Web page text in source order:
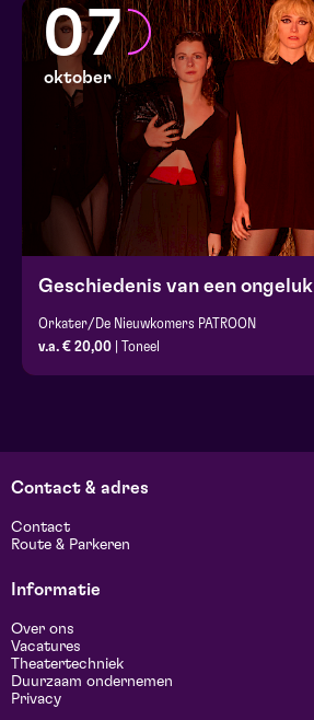
07
oktober
Geschiedenis van een ongeluk
Orkater/De Nieuwkomers PATROON
v.a. € 20,00 | Toneel
Contact & adres
Contact
Route & Parkeren
Informatie
Over ons
Vacatures
Theatertechniek
Duurzaam ondernemen
Privacy